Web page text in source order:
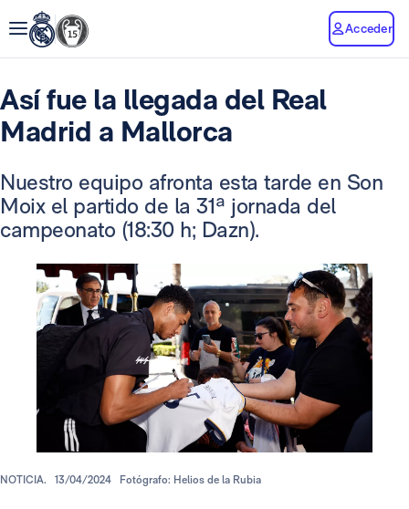
Acceder
Así fue la llegada del Real
Madrid a Mallorca
Nuestro equipo afronta esta tarde en Son
Moix el partido de la 31ª jornada del
campeonato (18:30 h; Dazn).
NOTICIA. 13/04/2024 Fotógrafo: Helios de la Rubia